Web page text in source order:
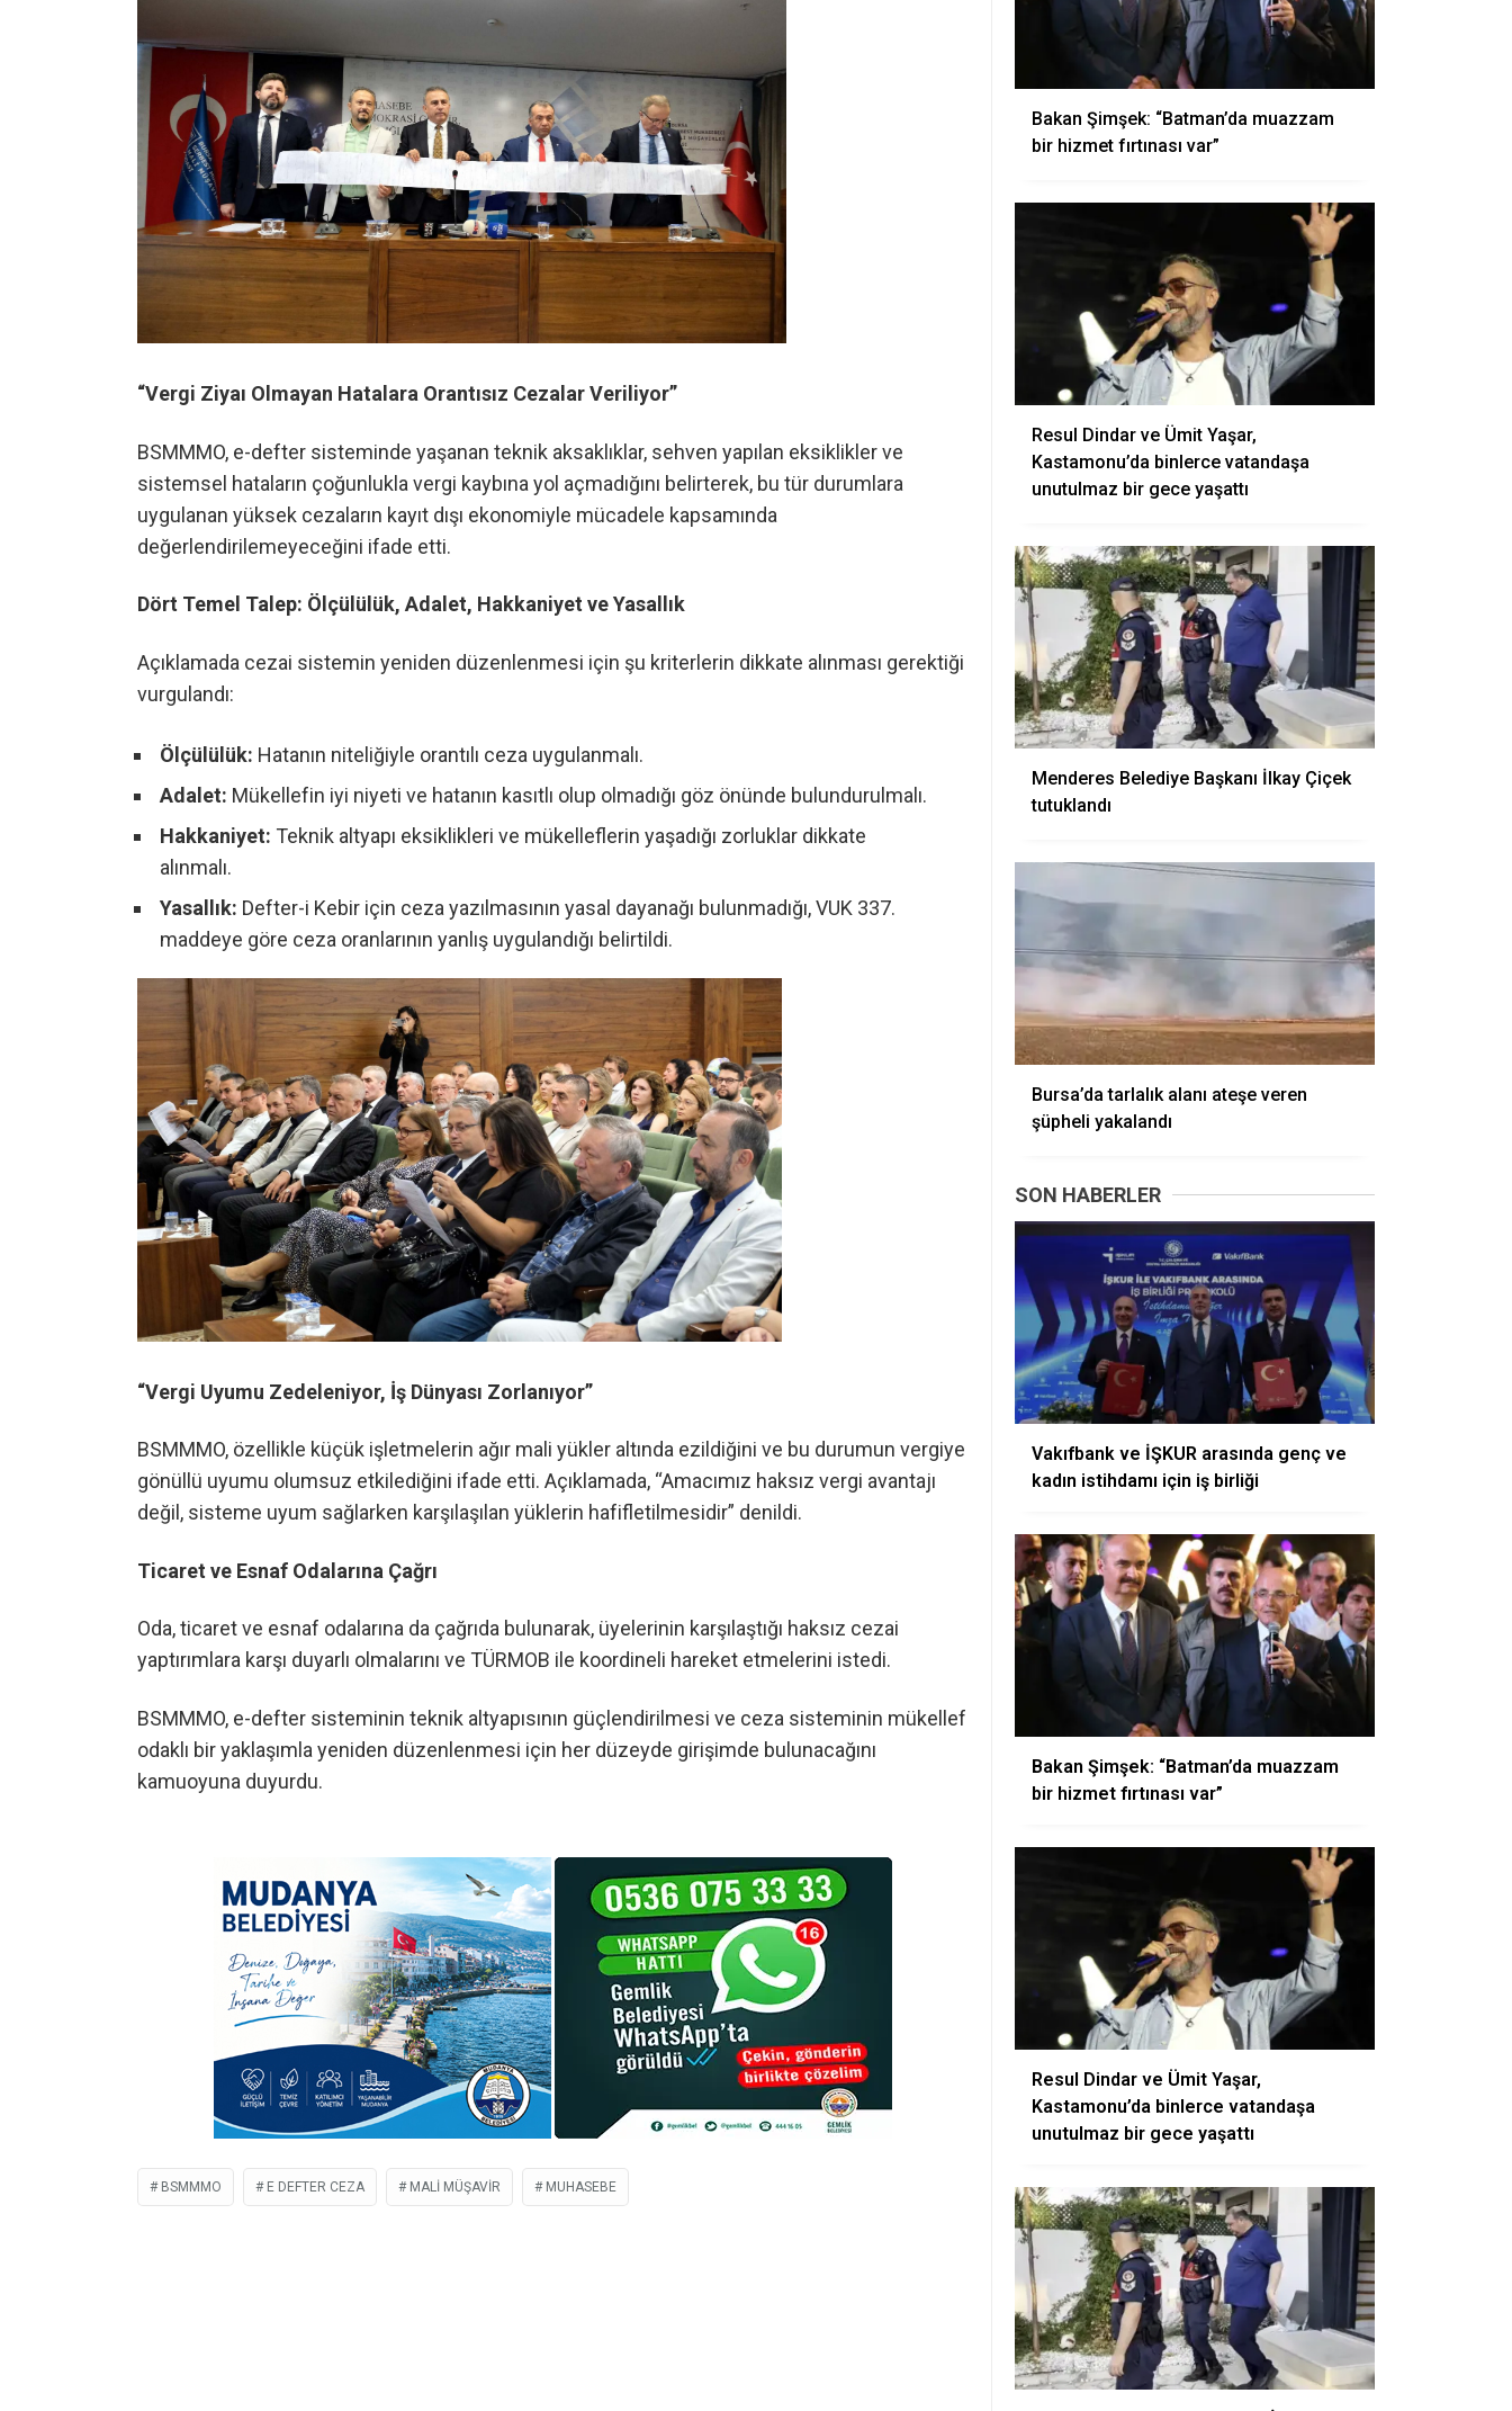
“Vergi Ziyaı Olmayan Hatalara Orantısız Cezalar Veriliyor”
BSMMMO, e-defter sisteminde yaşanan teknik aksaklıklar, sehven yapılan eksiklikler ve
sistemsel hataların çoğunlukla vergi kaybına yol açmadığını belirterek, bu tür durumlara
uygulanan yüksek cezaların kayıt dışı ekonomiyle mücadele kapsamında
değerlendirilemeyeceğini ifade etti.
Dört Temel Talep: Ölçülülük, Adalet, Hakkaniyet ve Yasallık
Açıklamada cezai sistemin yeniden düzenlenmesi için şu kriterlerin dikkate alınması gerektiği
vurgulandı:
Ölçülülük: Hatanın niteliğiyle orantılı ceza uygulanmalı.
Adalet: Mükellefin iyi niyeti ve hatanın kasıtlı olup olmadığı göz önünde bulundurulmalı.
Hakkaniyet: Teknik altyapı eksiklikleri ve mükelleflerin yaşadığı zorluklar dikkate
alınmalı.
Yasallık: Defter-i Kebir için ceza yazılmasının yasal dayanağı bulunmadığı, VUK 337.
maddeye göre ceza oranlarının yanlış uygulandığı belirtildi.
“Vergi Uyumu Zedeleniyor, İş Dünyası Zorlanıyor”
BSMMMO, özellikle küçük işletmelerin ağır mali yükler altında ezildiğini ve bu durumun vergiye
gönüllü uyumu olumsuz etkilediğini ifade etti. Açıklamada, “Amacımız haksız vergi avantajı
değil, sisteme uyum sağlarken karşılaşılan yüklerin hafifletilmesidir” denildi.
Ticaret ve Esnaf Odalarına Çağrı
Oda, ticaret ve esnaf odalarına da çağrıda bulunarak, üyelerinin karşılaştığı haksız cezai
yaptırımlara karşı duyarlı olmalarını ve TÜRMOB ile koordineli hareket etmelerini istedi.
BSMMMO, e-defter sisteminin teknik altyapısının güçlendirilmesi ve ceza sisteminin mükellef
odaklı bir yaklaşımla yeniden düzenlenmesi için her düzeyde girişimde bulunacağını
kamuoyuna duyurdu.
BSMMMO E DEFTER CEZA MALI MÜŞAVIR MUHASEBE
Bakan Şimşek: “Batman’da muazzam
bir hizmet fırtınası var”
Resul Dindar ve Ümit Yaşar,
Kastamonu’da binlerce vatandaşa
unutulmaz bir gece yaşattı
Menderes Belediye Başkanı İlkay Çiçek
tutuklandı
Bursa’da tarlalık alanı ateşe veren
şüpheli yakalandı
SON HABERLER
Vakıfbank ve İŞKUR arasında genç ve
kadın istihdamı için iş birliği
Bakan Şimşek: “Batman’da muazzam
bir hizmet fırtınası var”
Resul Dindar ve Ümit Yaşar,
Kastamonu’da binlerce vatandaşa
unutulmaz bir gece yaşattı